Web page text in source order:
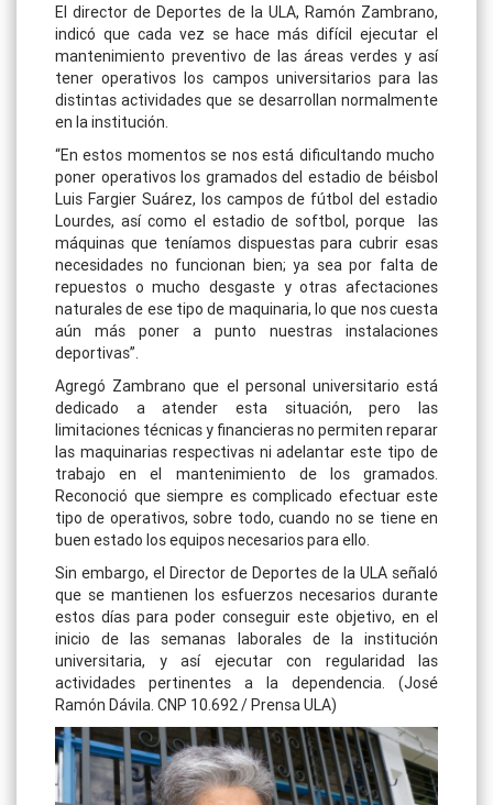
El director de Deportes de la ULA, Ramón Zambrano,
indicó que cada vez se hace más difícil ejecutar el
mantenimiento preventivo de las áreas verdes y así
tener operativos los campos universitarios para las
distintas actividades que se desarrollan normalmente
en la institución.
“En estos momentos se nos está dificultando mucho
poner operativos los gramados del estadio de béisbol
Luis Fargier Suárez, los campos de fútbol del estadio
Lourdes, así como el estadio de softbol, porque las
máquinas que teníamos dispuestas para cubrir esas
necesidades no funcionan bien; ya sea por falta de
repuestos o mucho desgaste y otras afectaciones
naturales de ese tipo de maquinaria, lo que nos cuesta
aún más poner a punto nuestras instalaciones
deportivas”.
Agregó Zambrano que el personal universitario está
dedicado a atender esta situación, pero las
limitaciones técnicas y financieras no permiten reparar
las maquinarias respectivas ni adelantar este tipo de
trabajo en el mantenimiento de los gramados.
Reconoció que siempre es complicado efectuar este
tipo de operativos, sobre todo, cuando no se tiene en
buen estado los equipos necesarios para ello.
Sin embargo, el Director de Deportes de la ULA señaló
que se mantienen los esfuerzos necesarios durante
estos días para poder conseguir este objetivo, en el
inicio de las semanas laborales de la institución
universitaria, y así ejecutar con regularidad las
actividades pertinentes a la dependencia. (José
Ramón Dávila. CNP 10.692 / Prensa ULA)